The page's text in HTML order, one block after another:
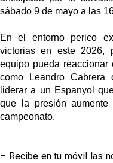
sábado 9 de mayo a las
En el entorno perico
victorias en este 2026,
equipo pueda reaccionar
como Leandro
liderar a un Espanyol
que la presión
campeonato.
– Recibe en tu móvil las